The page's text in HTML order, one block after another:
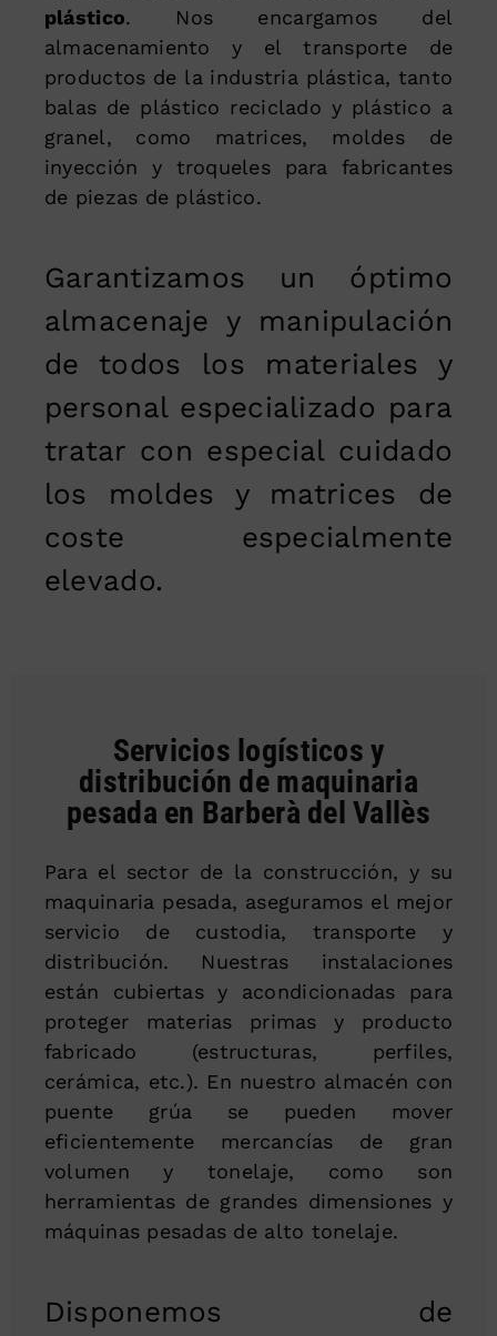
plástico. Nos encargamos del
almacenamiento y el transporte de
productos de la industria plástica, tanto
balas de plástico reciclado y plástico a
granel, como matrices, moldes de
inyección y troqueles para fabricantes
de piezas de plástico.
Garantizamos un óptimo
almacenaje y manipulación
de todos los materiales y
personal especializado para
tratar con especial cuidado
los moldes y matrices de
coste especialmente
elevado.
Servicios logísticos y
distribución de maquinaria
pesada en Barberà del Vallès
Para el sector de la construcción, y su
maquinaria pesada, aseguramos el mejor
servicio de custodia, transporte y
distribución. Nuestras instalaciones
están cubiertas y acondicionadas para
proteger materias primas y producto
fabricado (estructuras, perfiles,
cerámica, etc.). En nuestro almacén con
puente grúa se pueden mover
eficientemente mercancías de gran
volumen y tonelaje, como son
herramientas de grandes dimensiones y
máquinas pesadas de alto tonelaje.
Disponemos de